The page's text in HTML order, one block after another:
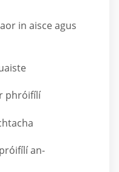
in aisce agus
phróifílí
an-